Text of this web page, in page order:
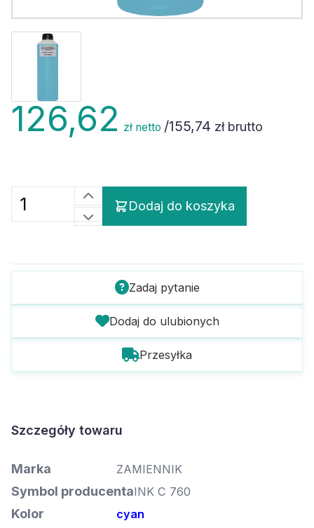
126,62 zł netto /155,74 zł brutto
Dodaj do koszyka
Zadaj pytanie
Dodaj do ulubionych
Przesyłka
Szczegóły towaru
Marka ZAMIENNIK
Symbol producentaINK C 760
Kolor cyan